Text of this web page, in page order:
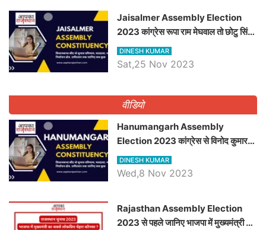
​​​​​​​Jaisalmer Assembly Election
2023 कांग्रेस रूपा राम मेघवाल तो छोटु सिंह
भाटी होंगे भाजपा उम्मीदवार, जानिये जैसलमेर
विधानसभा सीट के ताजा समीकरण
DINESH KUMAR
Sat,25 Nov 2023
वीडियो
Hanumangarh Assembly
Election 2023 कांग्रेस से विनोद कुमार
चौधरी तो अमित चौधरी होंगे भाजपा उम्मीदवार,
जानिये हनुमानगढ़ विधानसभा सीट के ताजा
DINESH KUMAR
Wed,8 Nov 2023
Rajasthan Assembly Election
2023 से पहले जानिए भाजपा में मुख्यमंत्री का